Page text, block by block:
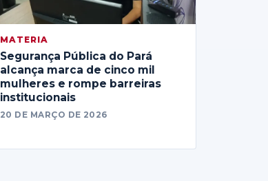
MATERIA
Segurança Pública do Pará
alcança marca de cinco mil
mulheres e rompe barreiras
institucionais
20 DE MARÇO DE 2026